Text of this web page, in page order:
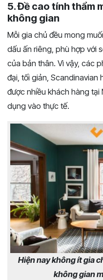
5. Đề cao tính thẩm
không gian
Mỗi gia chủ đều mong
dấu ấn riêng, phù hợp với
của bản thân. Vì vậy, các
đại, tối giản, Scandinavian
được nhiều khách hàng tại
dụng vào thực tế.
Hiện nay không ít gia
không gian